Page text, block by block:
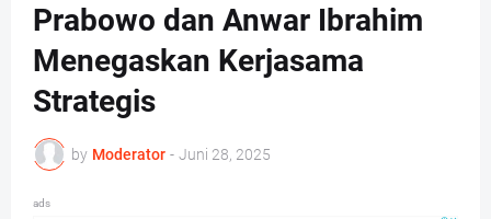
Prabowo dan Anwar Ibrahim
Menegaskan Kerjasama
Strategis
by Moderator - Juni 28, 2025
ads